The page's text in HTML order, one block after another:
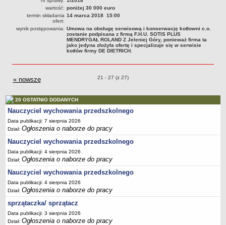
wartość: poniżej 30 000 euro
termin składania
ofert:
14 marca 2018 15:00
wynik postępowania: Umowa na obsługę serwisową i konserwację kotłowni c.o.
zostanie podpisana z firmą F.H.U. SOTIS PLUS
MENDRYGAŁ ROLAND Z Jeleniej Góry, ponieważ firma ta
jako jedyna złożyła ofertę i specjalizuje się w serwisie
kotłów firmy DE DIETRICH.
« nowszeprzetargi Przetargi o pozycjach
21 - 27 (z 27)
20 OSTATNIO DODANYCH
Nauczyciel wychowania przedszkolnego
Data publikacji: 7 sierpnia 2026
Dział:Ogłoszenia o naborze do pracy
Nauczyciel wychowania przedszkolnego
Data publikacji: 4 sierpnia 2026
Dział:Ogłoszenia o naborze do pracy
Nauczyciel wychowania przedszkolnego
Data publikacji: 4 sierpnia 2026
Dział:Ogłoszenia o naborze do pracy
sprzątaczka/ sprzątacz
Data publikacji: 3 sierpnia 2026
Dział:Ogłoszenia o naborze do pracy